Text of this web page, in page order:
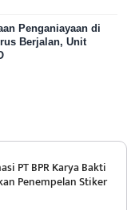
Penganiayaan di
Berjalan, Unit
PT BPR Karya Bakti
Penempelan Stiker